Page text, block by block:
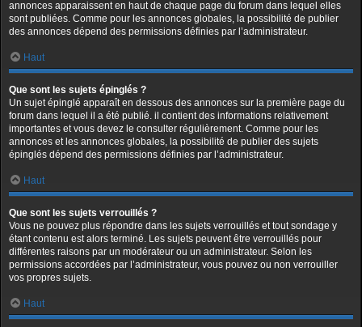
annonces apparaissent en haut de chaque page du forum dans lequel elles
sont publiées. Comme pour les annonces globales, la possibilité de publier
des annonces dépend des permissions définies par l’administrateur.
Haut
Que sont les sujets épinglés ?
Un sujet épinglé apparaît en dessous des annonces sur la première page du
forum dans lequel il a été publié. il contient des informations relativement
importantes et vous devez le consulter régulièrement. Comme pour les
annonces et les annonces globales, la possibilité de publier des sujets
épinglés dépend des permissions définies par l’administrateur.
Haut
Que sont les sujets verrouillés ?
Vous ne pouvez plus répondre dans les sujets verrouillés et tout sondage y
étant contenu est alors terminé. Les sujets peuvent être verrouillés pour
différentes raisons par un modérateur ou un administrateur. Selon les
permissions accordées par l’administrateur, vous pouvez ou non verrouiller
vos propres sujets.
Haut